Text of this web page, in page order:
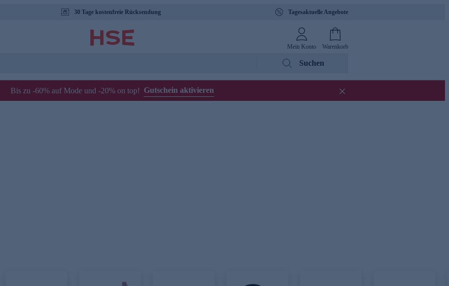
30 Tage kostenfreie Rücksendung Tagesaktuelle Angebote
Mein Konto Warenkorb
Suchen
Bis zu -60% auf Mode und -20% on top! Gutschein aktivieren